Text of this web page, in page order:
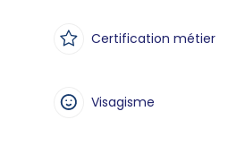
Certification métier
Visagisme